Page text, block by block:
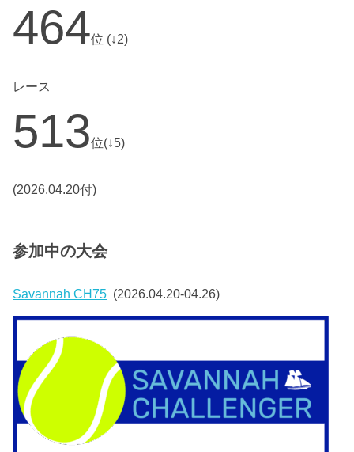
464位 (↓2)
レース
513位(↓5)
(2026.04.20付)
参加中の大会
Savannah CH75 (2026.04.20-04.26)